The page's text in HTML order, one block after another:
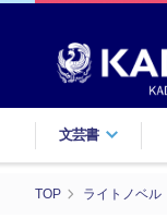
文芸書
TOP ライトノベル